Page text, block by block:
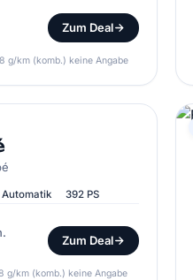
Zum Deal
g/km (komb.) keine Angabe
Automatik 392 PS
Zum Deal
g/km (komb.) keine Angabe